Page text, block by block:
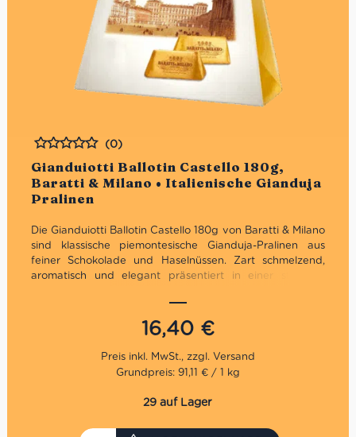
Gianduiotti Ballotin Castello 180g,
Baratti & Milano • Italienische Gianduja
Pralinen
Bewertet
(0)
Die Gianduiotti Ballotin Castello 180g von Baratti & Milano
sind klassische piemontesische Gianduja-Pralinen aus
feiner Schokolade und Haselnüssen. Zart schmelzend,
aromatisch und elegant präsentiert in einer stilvollen
16,40 €
Grundpreis: 91,11 € / 1 kg
29 auf Lager